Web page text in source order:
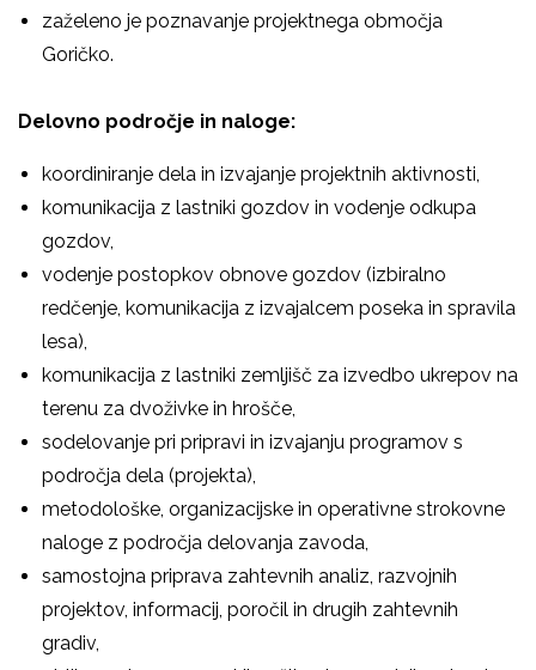
zaželeno je poznavanje projektnega območja
Goričko.
Delovno področje in naloge:
koordiniranje dela in izvajanje projektnih aktivnosti,
komunikacija z lastniki gozdov in vodenje odkupa
gozdov,
vodenje postopkov obnove gozdov (izbiralno
redčenje, komunikacija z izvajalcem poseka in spravila
lesa),
komunikacija z lastniki zemljišč za izvedbo ukrepov na
terenu za dvoživke in hrošče,
sodelovanje pri pripravi in izvajanju programov s
področja dela (projekta),
metodološke, organizacijske in operativne strokovne
naloge z področja delovanja zavoda,
samostojna priprava zahtevnih analiz, razvojnih
projektov, informacij, poročil in drugih zahtevnih
gradiv,